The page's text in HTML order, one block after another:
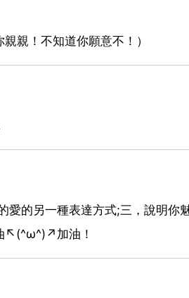
親！不知道你願意不！）
的另一種表達方式;三，說明你
↖(^ω^)↗加油！